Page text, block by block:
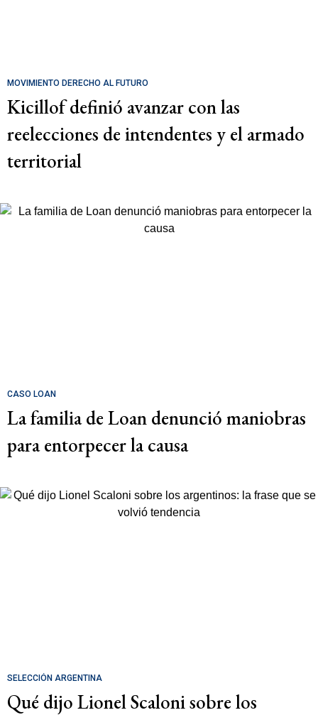
MOVIMIENTO DERECHO AL FUTURO
Kicillof definió avanzar con las
reelecciones de intendentes y el armado
territorial
CASO LOAN
La familia de Loan denunció maniobras
para entorpecer la causa
SELECCIÓN ARGENTINA
Qué dijo Lionel Scaloni sobre los